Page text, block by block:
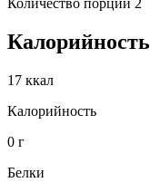
Количество порций 2
Калорийность
17 ккал
Калорийность
0 г
Белки